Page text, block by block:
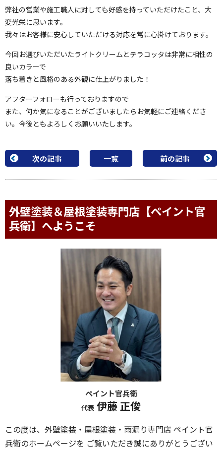
弊社の営業や施工職人に対しても好感を持っていただけたこと、大
変光栄に思います。
我々はお客様に安心していただける対応を常に心掛けております。
今回お選びいただいたライトクリームとテラコッタは非常に相性の
良いカラーで
落ち着きと風格のある外観に仕上がりました！
アフターフォローも行っておりますので
また、何か気になることがございましたらお気軽にご連絡くださ
い。今後ともよろしくお願いいたします。
次の記事 一覧 前の記事
外壁塗装＆屋根塗装専門店【ペイント官
兵衛】へようこそ
ペイント官兵衛
代表 伊藤 正俊
この度は、外壁塗装・屋根塗装・雨漏り専門店 ペイント官
兵衛のホームページを ご覧いただき誠にありがとうござい